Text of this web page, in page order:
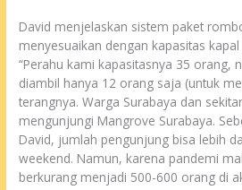
David menjelaskan sistem paket
menyesuaikan dengan kapasitas
“Perahu kami kapasitasnya 35 orang,
diambil hanya 12 orang saja (untuk
terangnya. Warga Surabaya dan
mengunjungi Mangrove Surabaya.
David, jumlah pengunjung bisa lebih
weekend. Namun, karena pandemi
berkurang menjadi 500-600 orang di